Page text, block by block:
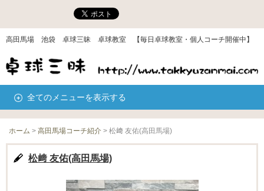
高田馬場 池袋 卓球三昧 卓球教室 【毎日卓球教室・個人コーチ開催中】
全てのメニューを表示する
ホーム > 高田馬場コーチ紹介 > 松﨑 友佑(高田馬場)
松﨑 友佑(高田馬場)